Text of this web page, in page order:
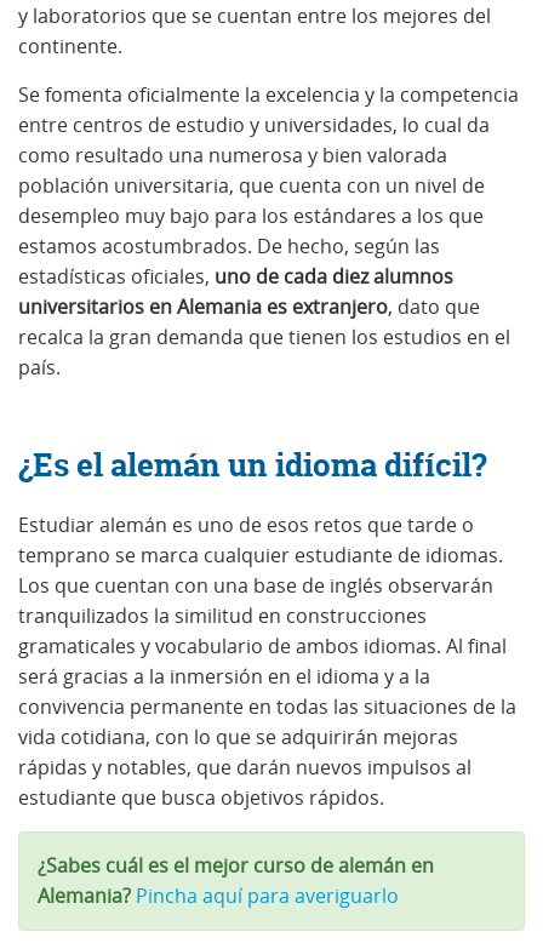
y laboratorios que se cuentan entre los mejores del
continente.
Se fomenta oficialmente la excelencia y la competencia
entre centros de estudio y universidades, lo cual da
como resultado una numerosa y bien valorada
población universitaria, que cuenta con un nivel de
desempleo muy bajo para los estándares a los que
estamos acostumbrados. De hecho, según las
estadísticas oficiales, uno de cada diez alumnos
universitarios en Alemania es extranjero, dato que
recalca la gran demanda que tienen los estudios en el
país.
¿Es el alemán un idioma difícil?
Estudiar alemán es uno de esos retos que tarde o
temprano se marca cualquier estudiante de idiomas.
Los que cuentan con una base de inglés observarán
tranquilizados la similitud en construcciones
gramaticales y vocabulario de ambos idiomas. Al final
será gracias a la inmersión en el idioma y a la
convivencia permanente en todas las situaciones de la
vida cotidiana, con lo que se adquirirán mejoras
rápidas y notables, que darán nuevos impulsos al
estudiante que busca objetivos rápidos.
¿Sabes cuál es el mejor curso de alemán en
Alemania? Pincha aquí para averiguarlo